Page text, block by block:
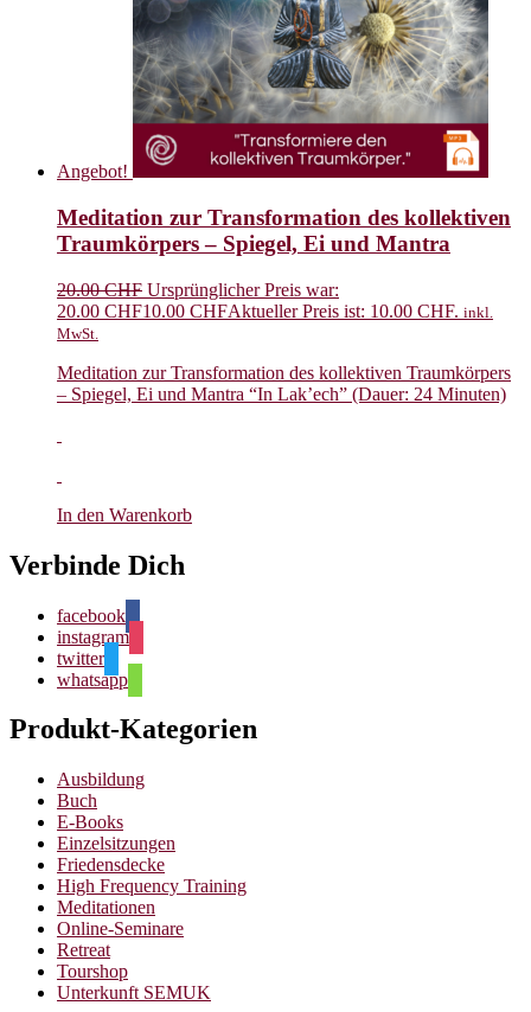
Angebot!
Meditation zur Transformation des kollektiven
Traumkörpers – Spiegel, Ei und Mantra
20.00CHF Ursprünglicher Preis war:
20.00 CHF10.00 CHFAktueller Preis ist: 10.00 CHF. inkl.
MwSt.
Meditation zur Transformation des kollektiven Traumkörpers
– Spiegel, Ei und Mantra “In Lak’ech” (Dauer: 24 Minuten)
In den Warenkorb
Verbinde Dich
facebook
instagram
twitter
whatsapp
Produkt-Kategorien
Ausbildung
Buch
E-Books
Einzelsitzungen
Friedensdecke
High Frequency Training
Meditationen
Online-Seminare
Retreat
Tourshop
Unterkunft SEMUK